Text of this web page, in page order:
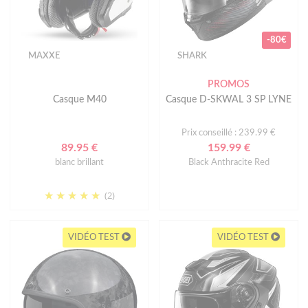
MAXXE
Casque M40
89.95 €
blanc brillant
(2)
-80€
SHARK
PROMOS
Casque D-SKWAL 3 SP LYNE
Prix conseillé : 239.99 €
159.99 €
Black Anthracite Red
VIDÉO TEST VIDÉO TEST